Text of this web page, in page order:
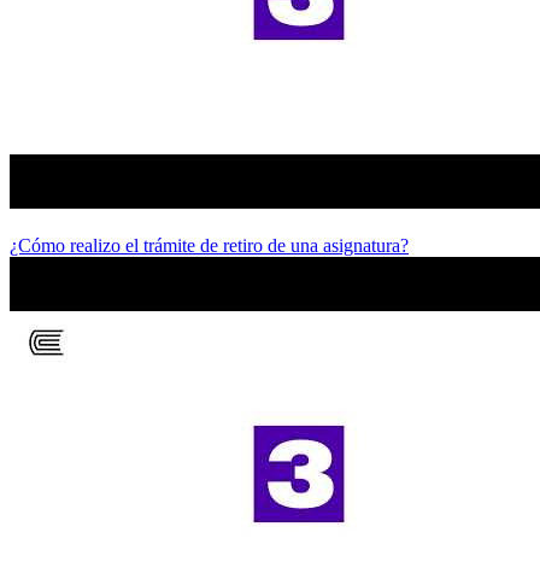
¿Cómo realizo el trámite de retiro de una asignatura?